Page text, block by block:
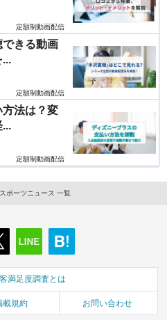
定額制動画配信
できる動画
...
定額制動画配信
法は？変
...
定額制動画配信
スポーツニュース 一覧
満足度調査とは
載規約 お問い合わせ